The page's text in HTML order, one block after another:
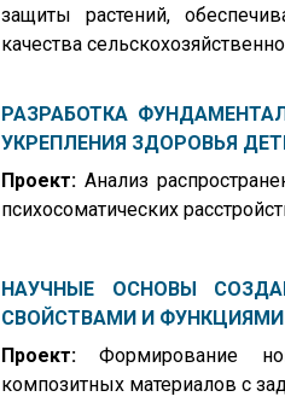
защиты растений,
качества
РАЗРАБОТКА
УКРЕПЛЕНИЯ ЗДОРОВЬЯ
Проект: Анализ
психосоматических
НАУЧНЫЕ ОСНОВЫ
СВОЙСТВАМИ И ФУНКЦИЯМИ
Проект: Формирование
композитных материалов с